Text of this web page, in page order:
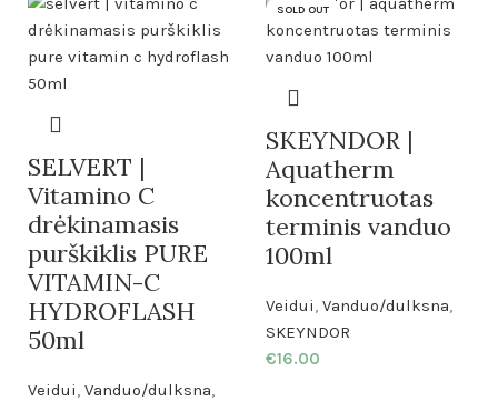
SELVERT |
Vitamino C
drėkinamasis
purškiklis PURE
VITAMIN-C
HYDROFLASH
50ml
Veidui, Vanduo/dulksna,
SOLD OUT
SKEYNDOR |
Aquatherm
koncentruotas
terminis vanduo
100ml
Veidui, Vanduo/dulksna,
SKEYNDOR
€16.00